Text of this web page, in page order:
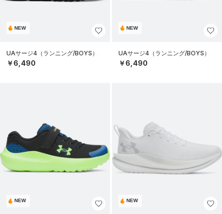
NEW
UAサージ4（ランニング/BOYS）
￥6,490
NEW
UAサージ4（ランニング/BOYS）
￥6,490
NEW NEW